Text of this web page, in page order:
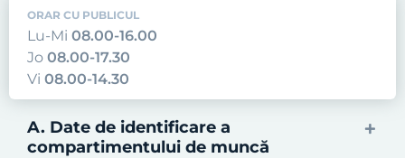
ORAR CU PUBLICUL
Lu-Mi 08.00-16.00
Jo 08.00-17.30
Vi 08.00-14.30
A. Date de identificare a
compartimentului de muncă